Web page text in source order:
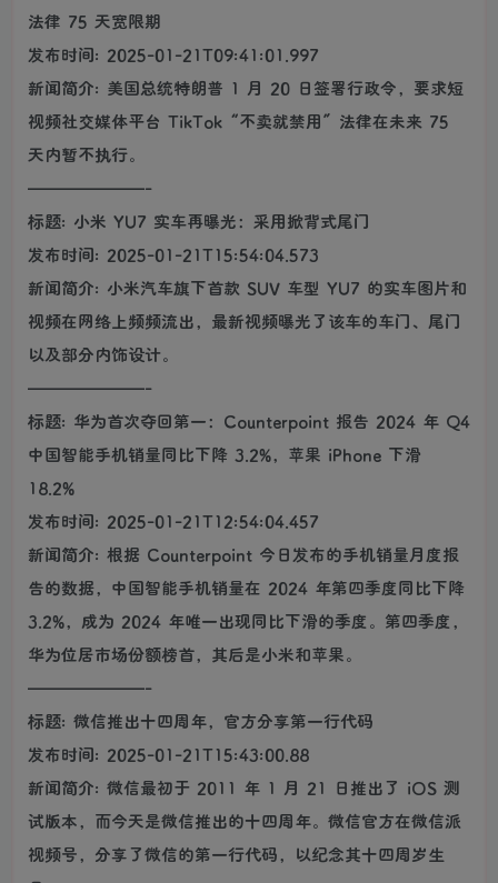
法律 75 天宽限期
发布时间: 2025-01-21T09:41:01.997
新闻简介: 美国总统特朗普 1 月 20 日签署行政令，要求短
视频社交媒体平台 TikTok“不卖就禁用”法律在未来 75
天内暂不执行。
———————-
标题: 小米 YU7 实车再曝光：采用掀背式尾门
发布时间: 2025-01-21T15:54:04.573
新闻简介: 小米汽车旗下首款 SUV 车型 YU7 的实车图片和
视频在网络上频频流出，最新视频曝光了该车的车门、尾门
以及部分内饰设计。
———————-
标题: 华为首次夺回第一：Counterpoint 报告 2024 年 Q4
中国智能手机销量同比下降 3.2%，苹果 iPhone 下滑
18.2%
发布时间: 2025-01-21T12:54:04.457
新闻简介: 根据 Counterpoint 今日发布的手机销量月度报
告的数据，中国智能手机销量在 2024 年第四季度同比下降
3.2%，成为 2024 年唯一出现同比下滑的季度。第四季度，
华为位居市场份额榜首，其后是小米和苹果。
———————-
标题: 微信推出十四周年，官方分享第一行代码
发布时间: 2025-01-21T15:43:00.88
新闻简介: 微信最初于 2011 年 1 月 21 日推出了 iOS 测
试版本，而今天是微信推出的十四周年。微信官方在微信派
视频号，分享了微信的第一行代码，以纪念其十四周岁生